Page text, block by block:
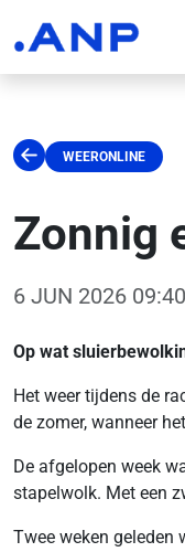
WEERONLINE
Zonnig
6 JUN 2026 09:40
Op wat
Het weer tijdens de
de zomer, wanneer
De afgelopen week
stapelwolk. Met een
Twee weken geleden